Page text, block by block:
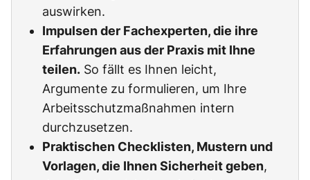
auswirken.
Impulsen der Fachexperten, die ihre
Erfahrungen aus der Praxis mit Ihne
teilen. So fällt es Ihnen leicht,
Argumente zu formulieren, um Ihre
Arbeitsschutzmaßnahmen intern
durchzusetzen.
Praktischen Checklisten, Mustern und
Vorlagen, die Ihnen Sicherheit geben,